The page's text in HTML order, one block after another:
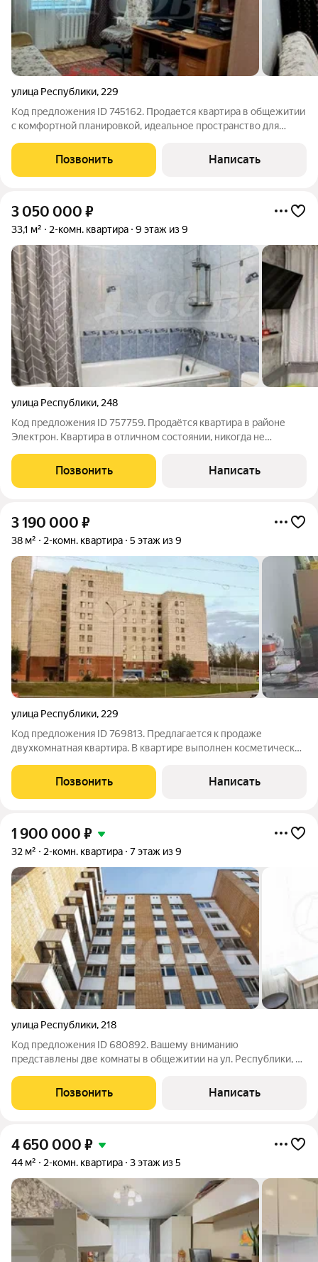
улица Республики, 229
Код предложения ID 745162. Продается квартира в общежитии
с комфортной планировкой, идеальное пространство для
обеспечит вам максимальный комфорт. В шаговой
доступности остановки общественного
Позвонить Написать
3 050 000 ₽
33,1 м² 2-комн. квартира 9 этаж из 9
улица Республики, 248
Код предложения ID 757759. Продаётся квартира в районе
Электрон. Квартира в отличном состоянии, никогда не
уютная. Всё, кроме телевизора и детской мебели, остаётся в
квартире.В шаговой
Позвонить Написать
3 190 000 ₽
38 м² 2-комн. квартира 5 этаж из 9
улица Республики, 229
Код предложения ID 769813. Предлагается к продаже
двухкомнатная квартира. В квартире выполнен косметический
города. Дом оснащен лифтом. Дом кирпичныйВсё
необходимое в шаговой доступности: школа
Позвонить Написать
1 900 000 ₽
32 м² 2-комн. квартира 7 этаж из 9
улица Республики, 218
Код предложения ID 680892. Вашему вниманию
представлены две комнаты в общежитии на ул. Республики, в
супермаркеты, аптеки, школы и дошкольные учреждения,
остановки общественного транспорта.
Позвонить Написать
4 650 000 ₽
44 м² 2-комн. квартира 3 этаж из 5